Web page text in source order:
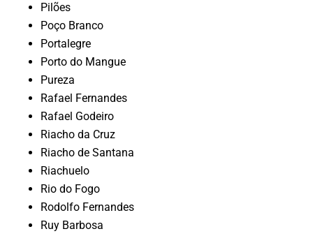
Pilões
Poço Branco
Portalegre
Porto do Mangue
Pureza
Rafael Fernandes
Rafael Godeiro
Riacho da Cruz
Riacho de Santana
Riachuelo
Rio do Fogo
Rodolfo Fernandes
Ruy Barbosa